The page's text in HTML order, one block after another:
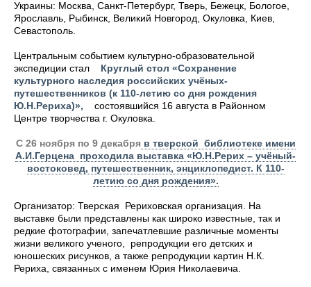
Украины: Москва, Санкт-Петербург, Тверь, Бежецк, Бологое,
Ярославль, Рыбинск, Великий Новгород, Окуловка, Киев,
Севастополь.
Центральным событием культурно-образовательной
экспедиции стал
Круглый стол «Сохранение
культурного наследия российских учёных-
путешественников (к 110-летию со дня рождения
Ю.Н.Рериха)», состоявшийся 16 августа в Районном
Центре творчества г. Окуловка.
С 26 ноября по 9 декабряв тверской библиотеке имени
А.И.Герцена проходила выставка «Ю.Н.Рерих – учёный-
востоковед, путешественник, энциклопедист. К 110-
летию со дня рождения».
Организатор: Тверская Рериховская организация. На
выставке были представлены как широко известные, так и
редкие фотографии, запечатлевшие различные моменты
жизни великого ученого, репродукции его детских и
юношеских рисунков, а также репродукции картин Н.К.
Рериха, связанных с именем Юрия Николаевича.